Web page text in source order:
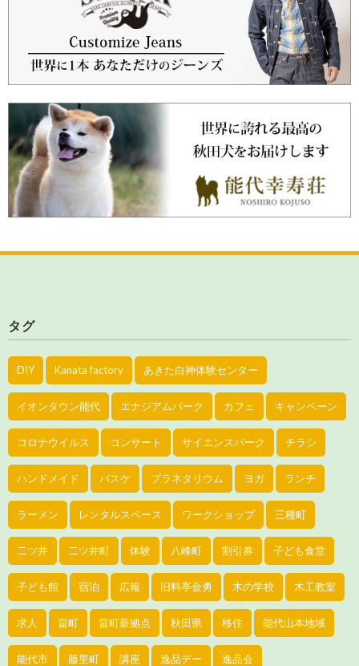
タグ
DIY Kanata factory あきた白神体験センター
イオンタウン能代 エナジアムパーク カフェ キャンペーン
コロナウイルス コンサート サイエンスパーク チラシ
ハンドメイド バスケ プラネタリウム ヨガ ランチ
ラーメン レンタルスペース ワークショップ 三種町
二ツ井 二ツ井町 体験 八峰町 割引券 子ども食堂
子ども館 宿泊 広報 旧料亭金勇 木の学校 木工教室
求人 畠町 畠町新拠点 秋田県 移住 能代山本地域
能代市 藤里町 講座 逸品デー 逸品会